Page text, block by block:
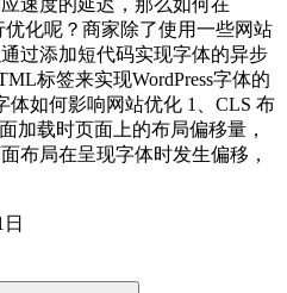
优化呢？商家除了使用一些网站
过添加短代码实现字体的异步
标签来实现WordPress字体的
体如何影响网站优化 1、CLS 布
加载时页面上的布局偏移量，
布局在呈现字体时发生偏移，